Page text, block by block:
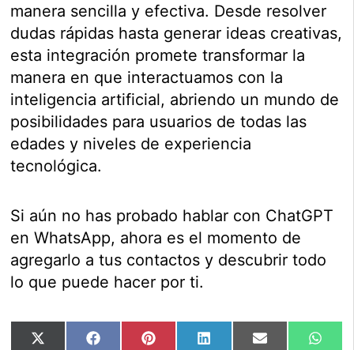
manera sencilla y efectiva. Desde resolver
dudas rápidas hasta generar ideas creativas,
esta integración promete transformar la
manera en que interactuamos con la
inteligencia artificial, abriendo un mundo de
posibilidades para usuarios de todas las
edades y niveles de experiencia
tecnológica.
Si aún no has probado hablar con ChatGPT
en WhatsApp, ahora es el momento de
agregarlo a tus contactos y descubrir todo
lo que puede hacer por ti.
Compartir
X
Compartir
FacebookCompartir
PinterestCompartir
LinkedInCompartir
Email